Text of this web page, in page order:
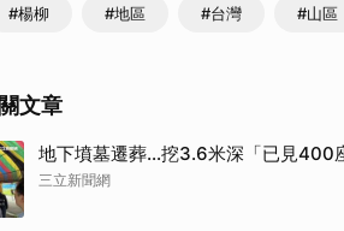
#楊柳 #地區 #台灣 #山區
文章
地下墳墓遷葬…挖3.6米深「已見400
三立新聞網